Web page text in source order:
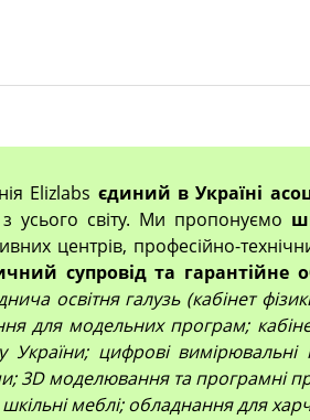
Elizlabs єдиний в Україні
з усього світу. Ми пропонуємо
центрів, професійно-
супровід та гарантійне
освітня галузь (кабінет
для модельних програм;
України; цифрові
3D моделювання та програмні
шкільні меблі; обладнання для